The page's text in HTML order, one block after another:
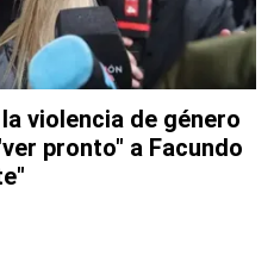
violencia de género
pronto" a Facundo